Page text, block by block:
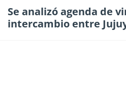
Se analizó agenda de
intercambio entre